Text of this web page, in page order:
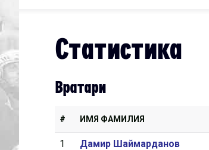
Локо
Статистика
Вратари
# ИМЯ ФАМИЛИЯ
1 Дамир Шаймарданов